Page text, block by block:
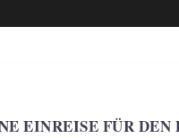
EINREISE FÜR DEN